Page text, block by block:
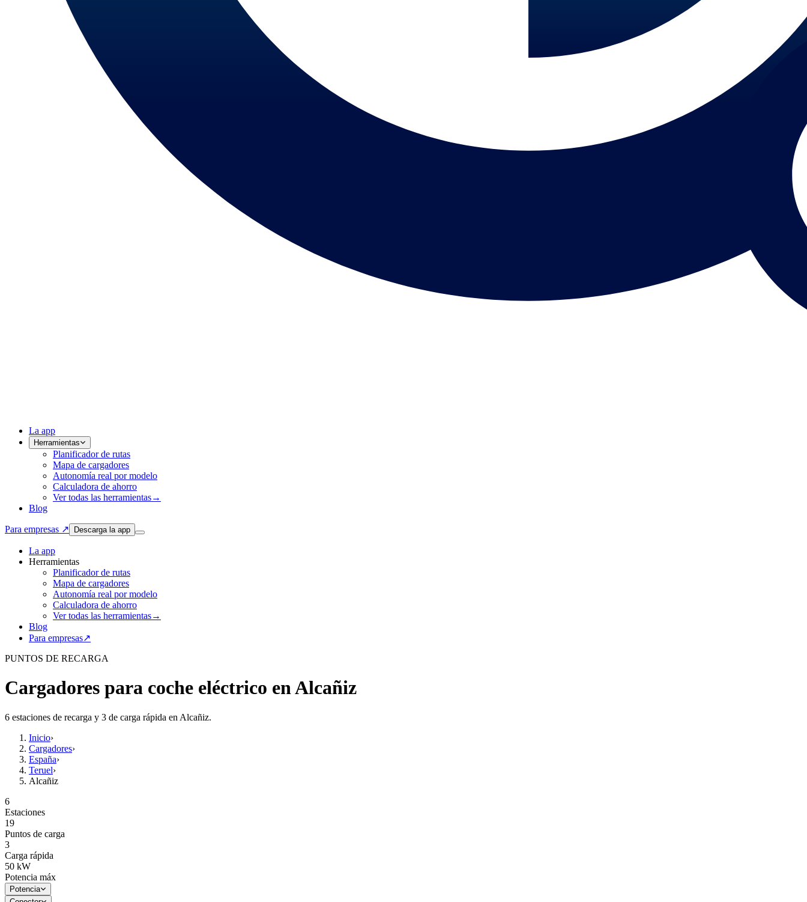
La app
Herramientas
Planificador de rutas
Mapa de cargadores
Autonomía real por modelo
Calculadora de ahorro
Ver todas las herramientas→
Blog
Para empresas ↗ Descarga la app
La app
Herramientas
Planificador de rutas
Mapa de cargadores
Autonomía real por modelo
Calculadora de ahorro
Ver todas las herramientas→
Blog
Para empresas↗
PUNTOS DE RECARGA
Cargadores para coche eléctrico en Alcañiz
6 estaciones de recarga y 3 de carga rápida en Alcañiz.
Inicio›
Cargadores›
España›
Teruel›
Alcañiz
6
Estaciones
19
Puntos de carga
3
Carga rápida
50 kW
Potencia máx
Potencia